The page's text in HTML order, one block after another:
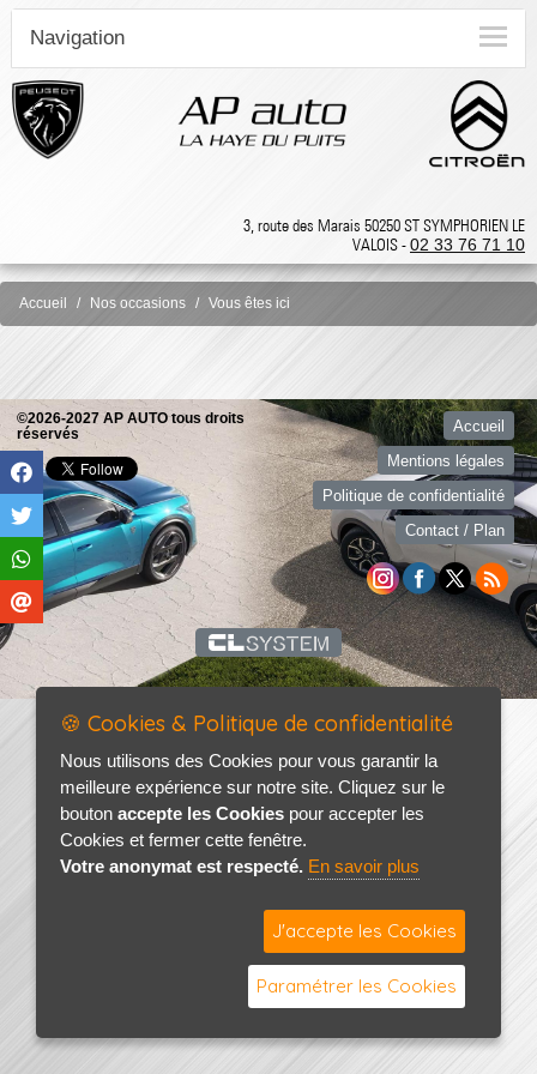
Navigation
3, route des Marais 50250 ST SYMPHORIEN LE
VALOIS -02 33 76 71 10
Accueil Nos occasions Vous êtes ici
©2026-2027 AP AUTO tous droits
réservés
Accueil
Mentions légales
Politique de confidentialité
Contact / Plan
🍪 Cookies & Politique de confidentialité
Nous utilisons des Cookies pour vous garantir la
meilleure expérience sur notre site. Cliquez sur le
bouton accepte les Cookies pour accepter les
Cookies et fermer cette fenêtre.
Votre anonymat est respecté. En savoir plus
J'accepte les Cookies
Paramétrer les Cookies